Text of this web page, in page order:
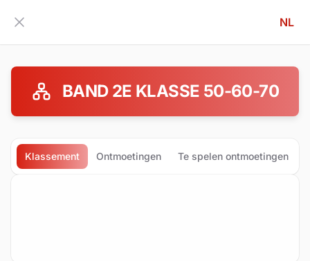
Zijbalk inklappen
NL
BAND 2E KLASSE 50-60-70
Klassement Ontmoetingen Te spelen ontmoetingen